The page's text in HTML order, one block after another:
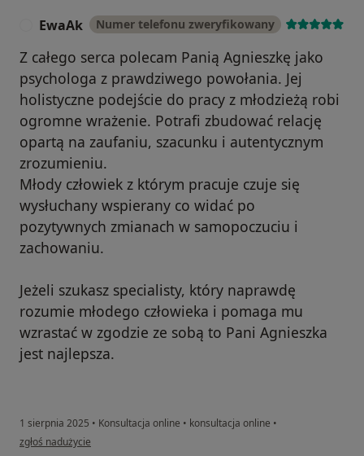
EwaAk Numer telefonu zweryfikowany
Z całego serca polecam Panią Agnieszkę jako
psychologa z prawdziwego powołania. Jej
holistyczne podejście do pracy z młodzieżą robi
ogromne wrażenie. Potrafi zbudować relację
opartą na zaufaniu, szacunku i autentycznym
zrozumieniu.
Młody człowiek z którym pracuje czuje się
wysłuchany wspierany co widać po
pozytywnych zmianach w samopoczuciu i
zachowaniu.
Jeżeli szukasz specialisty, który naprawdę
rozumie młodego człowieka i pomaga mu
wzrastać w zgodzie ze sobą to Pani Agnieszka
jest najlepsza.
1 sierpnia 2025 • Konsultacja online • konsultacja online •
w opinii użytkownika EwaAk
zgłoś nadużycie